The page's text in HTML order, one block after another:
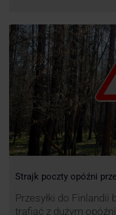
Strajk poczty opóźni
Przesyłki do Finlandii
trafiać z dużym